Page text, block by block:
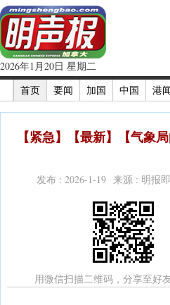
2026年1月20日 星期二
首页
要闻 加国 中国 港
【紧急】【最新】【气象
发布 : 2026-1-19 来源 : 明报
用微信扫描二维码，分享至好